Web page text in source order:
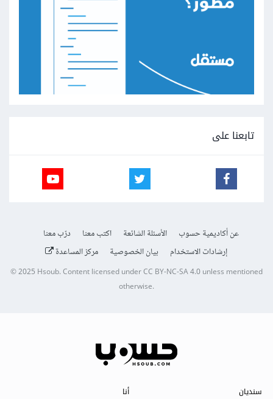
تابعنا على
عن أكاديمية حسوب الأسئلة الشائعة اكتب معنا
درّب معنا
إرشادات الاستخدام
بيان الخصوصية مركز المساعدة
© 2025Hsoub.Content licensed underCC BY-NC-SA 4.0unless mentioned
otherwise.